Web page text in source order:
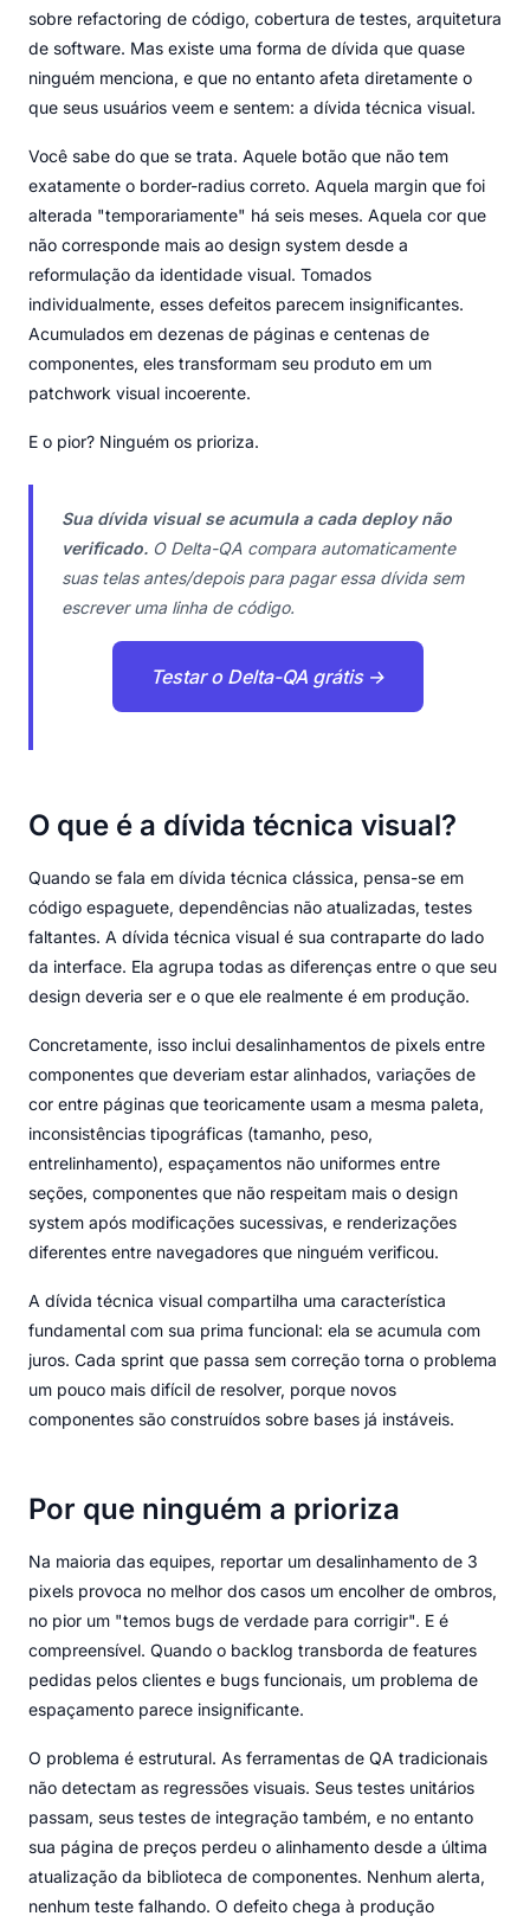
sobre refactoring de código, cobertura de testes, arquitetura
de software. Mas existe uma forma de dívida que quase
ninguém menciona, e que no entanto afeta diretamente o
que seus usuários veem e sentem: a dívida técnica visual.
Você sabe do que se trata. Aquele botão que não tem
exatamente o border-radius correto. Aquela margin que foi
alterada "temporariamente" há seis meses. Aquela cor que
não corresponde mais ao design system desde a
reformulação da identidade visual. Tomados
individualmente, esses defeitos parecem insignificantes.
Acumulados em dezenas de páginas e centenas de
componentes, eles transformam seu produto em um
patchwork visual incoerente.
E o pior? Ninguém os prioriza.
Sua dívida visual se acumula a cada deploy não
verificado. O Delta-QA compara automaticamente
suas telas antes/depois para pagar essa dívida sem
escrever uma linha de código.
Testar o Delta-QA grátis →
O que é a dívida técnica visual?
Quando se fala em dívida técnica clássica, pensa-se em
código espaguete, dependências não atualizadas, testes
faltantes. A dívida técnica visual é sua contraparte do lado
da interface. Ela agrupa todas as diferenças entre o que seu
design deveria ser e o que ele realmente é em produção.
Concretamente, isso inclui desalinhamentos de pixels entre
componentes que deveriam estar alinhados, variações de
cor entre páginas que teoricamente usam a mesma paleta,
inconsistências tipográficas (tamanho, peso,
entrelinhamento), espaçamentos não uniformes entre
seções, componentes que não respeitam mais o design
system após modificações sucessivas, e renderizações
diferentes entre navegadores que ninguém verificou.
A dívida técnica visual compartilha uma característica
fundamental com sua prima funcional: ela se acumula com
juros. Cada sprint que passa sem correção torna o problema
um pouco mais difícil de resolver, porque novos
componentes são construídos sobre bases já instáveis.
Por que ninguém a prioriza
Na maioria das equipes, reportar um desalinhamento de 3
pixels provoca no melhor dos casos um encolher de ombros,
no pior um "temos bugs de verdade para corrigir". E é
compreensível. Quando o backlog transborda de features
pedidas pelos clientes e bugs funcionais, um problema de
espaçamento parece insignificante.
O problema é estrutural. As ferramentas de QA tradicionais
não detectam as regressões visuais. Seus testes unitários
passam, seus testes de integração também, e no entanto
sua página de preços perdeu o alinhamento desde a última
atualização da biblioteca de componentes. Nenhum alerta,
nenhum teste falhando. O defeito chega à produção